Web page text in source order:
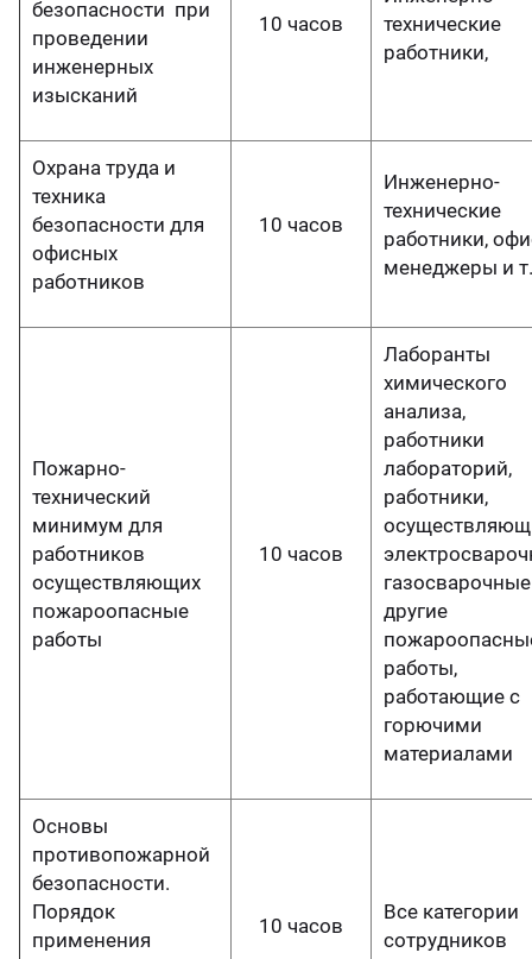
безопасности при
проведении
инженерных
изысканий
10 часов
технические
работники,
Охрана труда и
техника
безопасности для
офисных
работников
10 часов
Инженерно-
технические
работники,
менеджеры и
Пожарно-
технический
минимум для
работников
осуществляющих
пожароопасные
работы
10 часов
Лаборанты
химического
анализа,
работники
лабораторий,
работники,
другие
работы,
работающие с
горючими
материалами
Основы
противопожарной
безопасности.
Порядок
применения
10 часов
Все категории
сотрудников